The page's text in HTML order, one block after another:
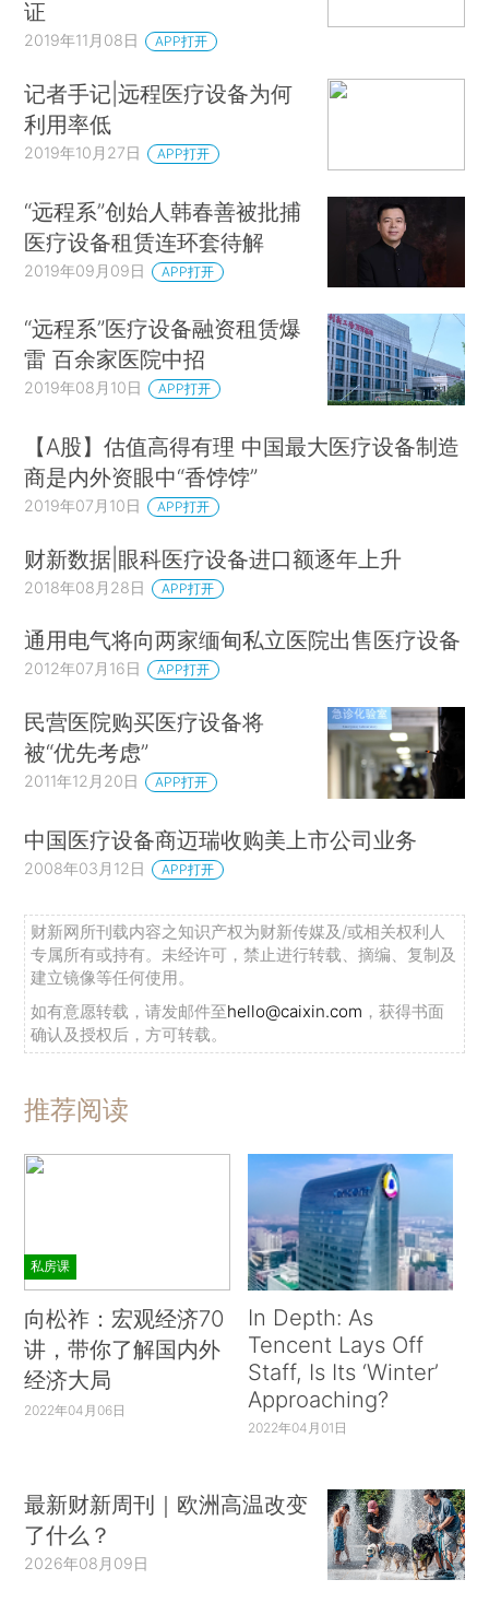
证
2019年11月08日 APP打开
记者手记|远程医疗设备为何
利用率低
2019年10月27日 APP打开
“远程系”创始人韩春善被批捕
医疗设备租赁连环套待解
2019年09月09日 APP打开
“远程系”医疗设备融资租赁爆
雷 百余家医院中招
2019年08月10日 APP打开
【A股】估值高得有理 中国最大医疗设备制造
商是内外资眼中“香饽饽”
2019年07月10日 APP打开
财新数据|眼科医疗设备进口额逐年上升
2018年08月28日 APP打开
通用电气将向两家缅甸私立医院出售医疗设备
2012年07月16日 APP打开
民营医院购买医疗设备将
被“优先考虑”
2011年12月20日 APP打开
中国医疗设备商迈瑞收购美上市公司业务
2008年03月12日 APP打开
财新网所刊载内容之知识产权为财新传媒及/或相关权利人
专属所有或持有。未经许可，禁止进行转载、摘编、复制及
建立镜像等任何使用。
如有意愿转载，请发邮件至hello@caixin.com ，获得书面
确认及授权后，方可转载。
推荐阅读
私房课
向松祚：宏观经济70
讲，带你了解国内外
经济大局
2022年04月06日
In Depth: As
Tencent Lays Off
Staff, Is Its ‘Winter’
Approaching?
2022年04月01日
最新财新周刊｜欧洲高温改变
了什么？
2026年08月09日